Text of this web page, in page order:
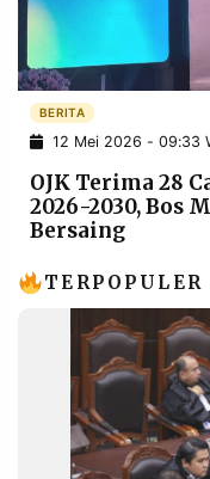
PRIVACY
INFORMASI
IKLAN
PENGADUAN
IKUTI
BERITA
12 Mei 2026 - 09:33
OJK Terima 28
2026-2030, Bos
Bersaing
TERPOPULER